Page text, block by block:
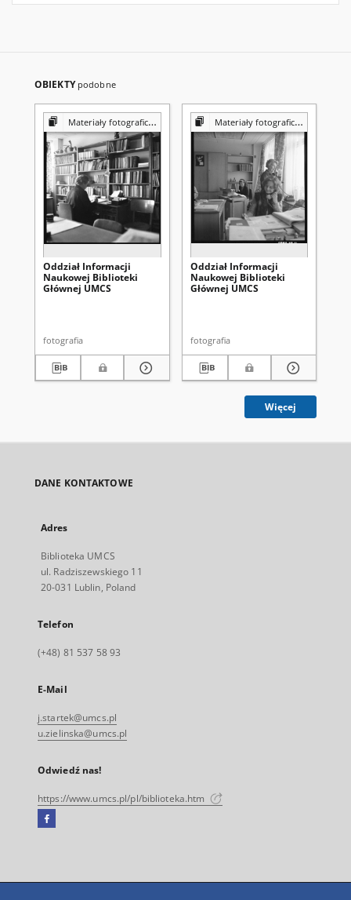
OBIEKTY podobne
Materiały fotograficzne z Pracowni Reprografii Biblioteki UMCS
Oddział Informacji
Naukowej Biblioteki
Głównej UMCS
fotografia
Materiały fotograficzne z Pracowni Reprografii Biblioteki UMCS
Oddział Informacji
Naukowej Biblioteki
Głównej UMCS
fotografia
Więcej
DANE KONTAKTOWE
Adres
Biblioteka UMCS
ul. Radziszewskiego 11
20-031 Lublin, Poland
Telefon
(+48) 81 537 58 93
E-Mail
j.startek@umcs.pl
u.zielinska@umcs.pl
Odwiedź nas!
https://www.umcs.pl/pl/biblioteka.htm
Facebook
się